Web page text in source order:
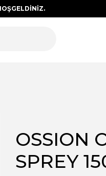
OSSION
SPREY